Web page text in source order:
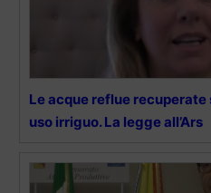
Le acque reflue
uso irriguo. La legge all’Ars